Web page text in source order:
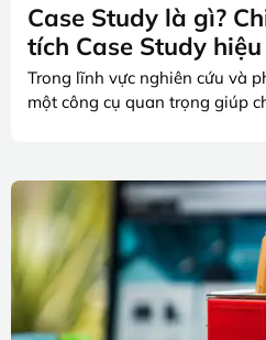
Case Study là gì?
tích Case Study
Trong lĩnh vực nghiên cứu và
một công cụ quan trọng giúp